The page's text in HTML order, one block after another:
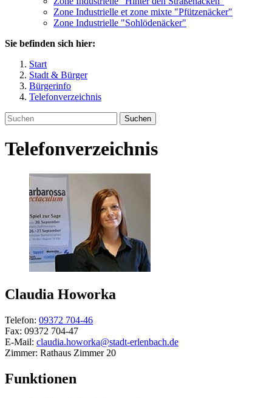
Zone Industrielle et zone mixte "Pfützenäcker"
Zone Industrielle "Sohlödenäcker"
Sie befinden sich hier:
Start
Stadt & Bürger
Bürgerinfo
Telefonverzeichnis
Suchen
Telefonverzeichnis
Claudia Howorka
Telefon: 09372 704-46
Fax: 09372 704-47
E-Mail: claudia.howorka@stadt-erlenbach.de
Zimmer: Rathaus Zimmer 20
Funktionen